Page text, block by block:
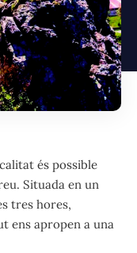
és possible
Situada en un
tres hores,
ens apropen a una